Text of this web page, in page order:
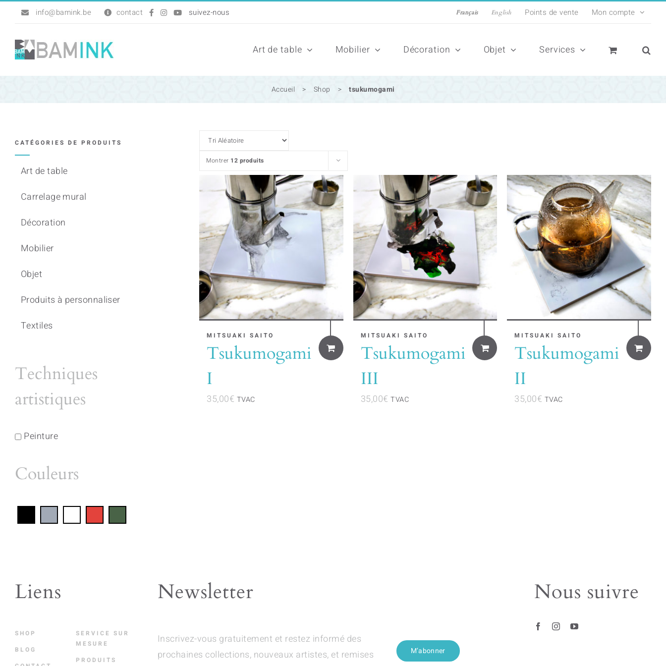
Passer
contenu
info@bamink.be contact Français English Points de vente Mon compte
Art de table Mobilier Décoration Objet Services
Accueil > Shop > tsukumogami
Montrer 12 produits
MITSUAKI SAITO
Tsukumogami
I
35,00€ TVAC
MITSUAKI SAITO
Tsukumogami
III
35,00€ TVAC
MITSUAKI SAITO
Tsukumogami
II
35,00€ TVAC
CATÉGORIES DE PRODUITS
Art de table
Carrelage mural
Décoration
Mobilier
Objet
Produits à personnaliser
Textiles
Techniques
artistiques
Peinture
Couleurs
Liens
SHOP
BLOG
SERVICE SUR
MESURE
PRODUITS
Newsletter
Inscrivez-vous gratuitement et restez informé des
prochaines collections, nouveaux artistes, et remises
M’abonner
Nous suivre